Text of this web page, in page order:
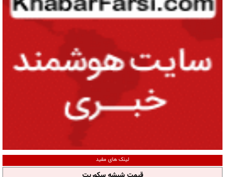
لینک های مفید